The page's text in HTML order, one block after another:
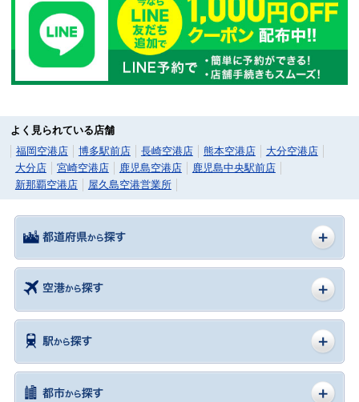
よく見られている店舗
福岡空港店
博多駅前店 長崎空港店 熊本空港店
大分空港店
大分店
宮崎空港店 鹿児島空港店
鹿児島中央駅前店
新那覇空港店
屋久島空港営業所